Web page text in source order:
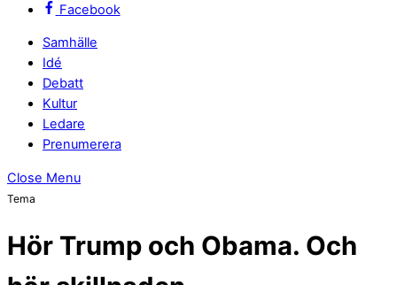
Facebook
Samhälle
Idé
Debatt
Kultur
Ledare
Prenumerera
Close Menu
Tema
Hör Trump och Obama. Och